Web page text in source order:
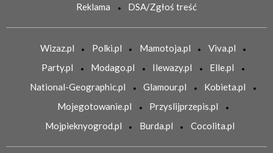
Reklama
DSA/Zgłoś treść
Wizaz.pl Polki.pl Mamotoja.pl
Viva.pl
Party.pl
Modago.pl Ilewazy.pl
Elle.pl
National-Geographic.pl
Glamour.pl
Kobieta.pl
Mojegotowanie.pl
Przyslijprzepis.pl
Mojpieknyogrod.pl
Burda.pl Cocolita.pl